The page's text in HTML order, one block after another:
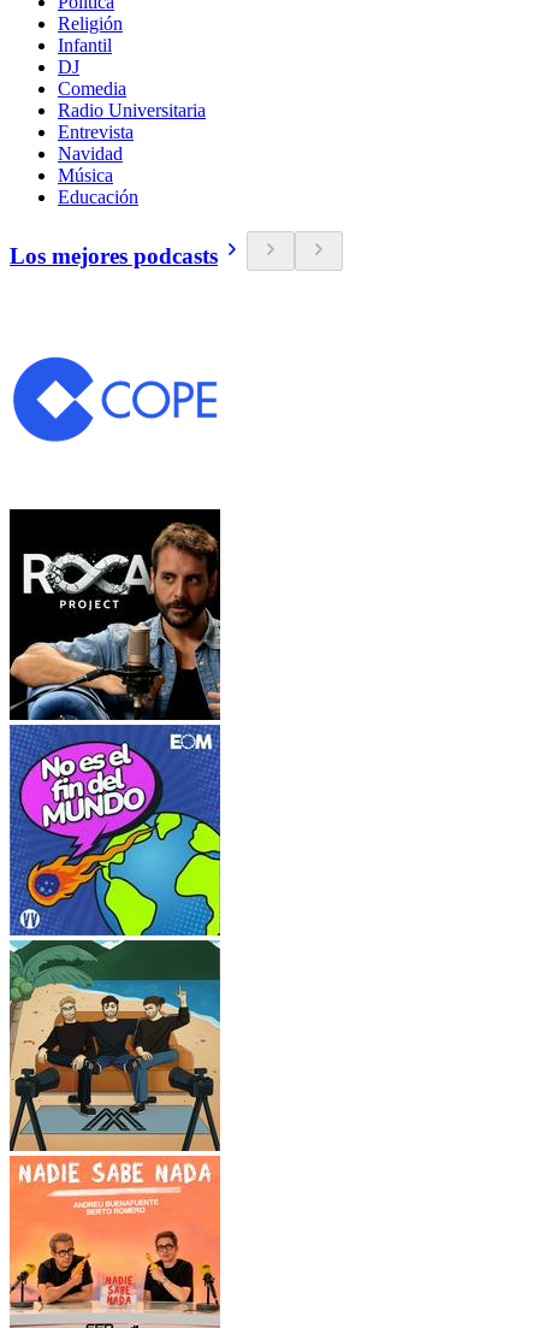
Religión
Infantil
DJ
Comedia
Radio Universitaria
Entrevista
Navidad
Música
Educación
Los mejores podcasts